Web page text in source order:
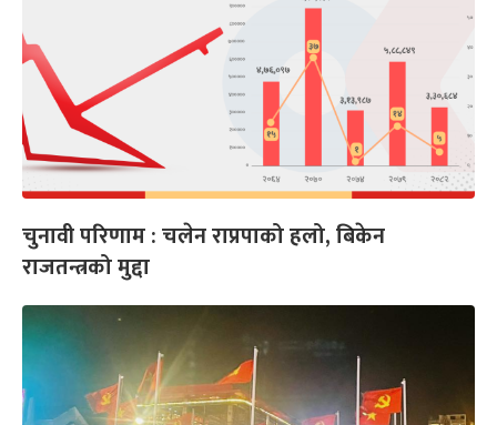
चुनावी परिणाम : चलेन राप्रपाको हलो, बिकेन
राजतन्त्रको मुद्दा